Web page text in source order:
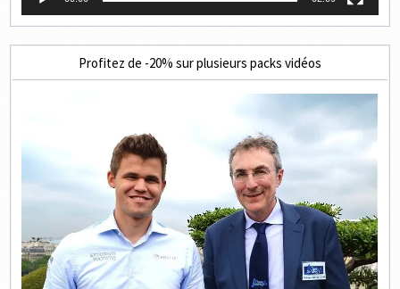
Profitez de -20% sur plusieurs packs vidéos